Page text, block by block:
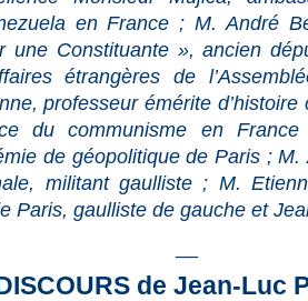
en France ; M. André
une Constituante », ancien
étrangères de
professeur émérite
du communisme en
de géopolitique de Paris ;
militant gaulliste ; M.
Paris, gaulliste de gauche et
de Jean-Luc